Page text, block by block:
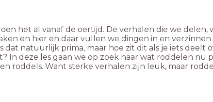
het al vanaf de oertijd. De verhalen die we delen,
en hier en daar vullen we dingen in en verzinnen
dat natuurlijk prima, maar hoe zit dit als je iets deelt
In deze les gaan we op zoek naar wat roddelen nu
roddels. Want sterke verhalen zijn leuk, maar